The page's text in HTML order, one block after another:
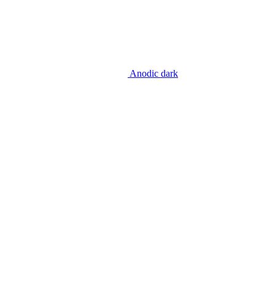
Anodic dark